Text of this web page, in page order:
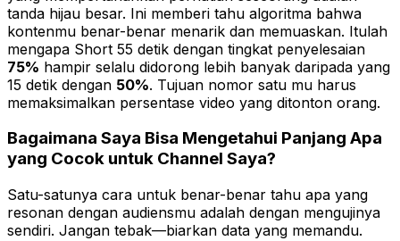
tanda hijau besar. Ini memberi tahu algoritma bahwa
kontenmu benar-benar menarik dan memuaskan. Itulah
mengapa Short 55 detik dengan tingkat penyelesaian
75% hampir selalu didorong lebih banyak daripada yang
15 detik dengan 50%. Tujuan nomor satu mu harus
memaksimalkan persentase video yang ditonton orang.
Bagaimana Saya Bisa Mengetahui Panjang Apa
yang Cocok untuk Channel Saya?
Satu-satunya cara untuk benar-benar tahu apa yang
resonan dengan audiensmu adalah dengan mengujinya
sendiri. Jangan tebak—biarkan data yang memandu.